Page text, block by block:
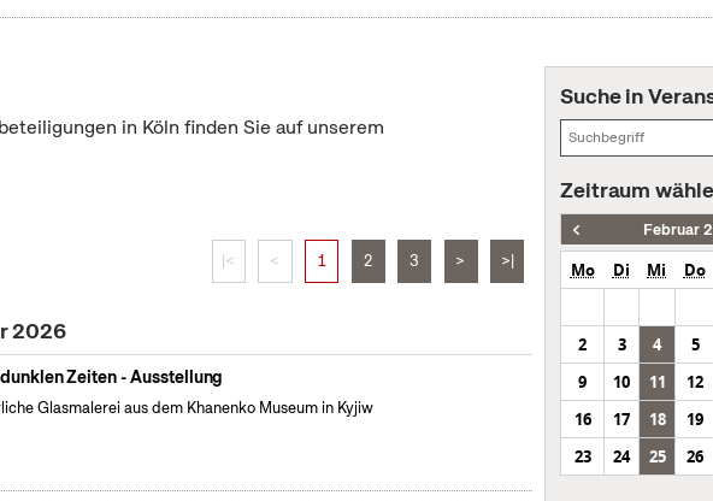
in Köln finden Sie auf unserem
|< < 1 2 3 > >|
2026
Zeiten - Ausstellung
Glasmalerei aus dem Khanenko Museum in Kyjiw
Suche in
Zeitraum
Februar
Mo Di Mi Do
2
3 4 5
9
10 11 12
16
17 18 19
23
24 25 26